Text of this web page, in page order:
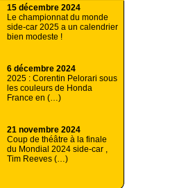
15 décembre 2024
Le championnat du monde
side-car 2025 a un calendrier
bien modeste !
6 décembre 2024
2025 : Corentin Pelorari sous
les couleurs de Honda
France en (…)
21 novembre 2024
Coup de théâtre à la finale
du Mondial 2024 side-car ,
Tim Reeves (…)